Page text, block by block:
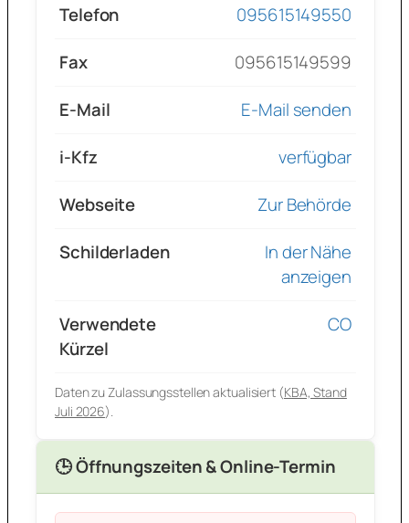
Telefon
095615149550
Fax
095615149599
E-Mail
E-Mail senden
i-Kfz
verfügbar
Webseite
Zur Behörde
Schilderladen
In der Nähe
anzeigen
Verwendete
Kürzel
CO
Daten zu Zulassungsstellen aktualisiert (KBA, Stand
Juli 2026).
🕒 Öffnungszeiten & Online-Termin